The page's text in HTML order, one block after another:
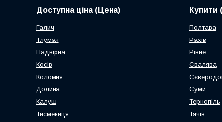
Доступна ціна (Цена)
Галич
Тлумач
Надвірна
Косів
Коломия
Долина
Калуш
Тисмениця
Купити
Полтава
Рахів
Рівне
Свалява
Суми
Тернопіль
Тячів